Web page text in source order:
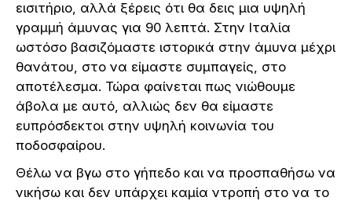
εισιτήριο, αλλά ξέρεις ότι θα δεις μια υψηλή
γραμμή άμυνας για 90 λεπτά. Στην Ιταλία
ωστόσο βασιζόμαστε ιστορικά στην άμυνα μέχρι
θανάτου, στο να είμαστε συμπαγείς, στο
αποτέλεσμα. Τώρα φαίνεται πως νιώθουμε
άβολα με αυτό, αλλιώς δεν θα είμαστε
ευπρόσδεκτοι στην υψηλή κοινωνία του
ποδοσφαίρου.
Θέλω να βγω στο γήπεδο και να προσπαθήσω να
νικήσω και δεν υπάρχει καμία ντροπή στο να το